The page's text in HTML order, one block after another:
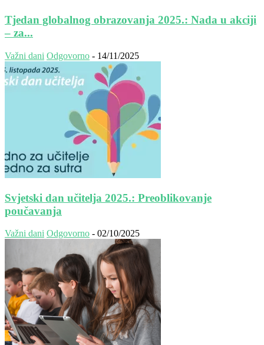
Tjedan globalnog obrazovanja 2025.: Nada u akciji
– za...
Važni dani Odgovorno - 14/11/2025
Svjetski dan učitelja 2025.: Preoblikovanje
poučavanja
Važni dani Odgovorno - 02/10/2025